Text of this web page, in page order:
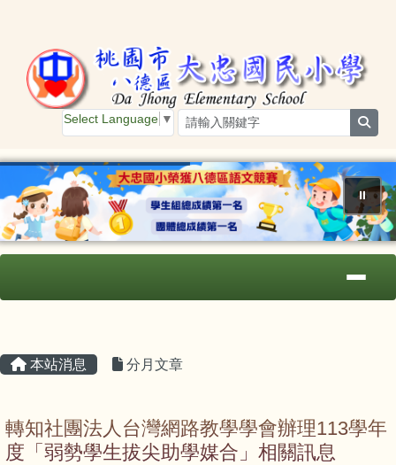
Select Language ▼
⏸
本站消息 分月文章
轉知社團法人台灣網路教學學會辦理113學年
度「弱勢學生拔尖助學媒合」相關訊息